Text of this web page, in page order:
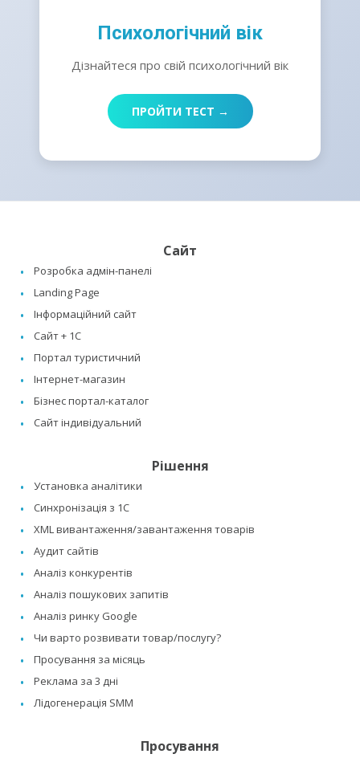
Психологічний вік
Дізнайтеся про свій психологічний вік
ПРОЙТИ ТЕСТ →
Сайт
Розробка адмін-панелі
Landing Page
Інформаційний сайт
Сайт + 1C
Портал туристичний
Інтернет-магазин
Бізнес портал-каталог
Сайт індивідуальний
Рішення
Установка аналітики
Синхронізація з 1C
XML вивантаження/завантаження товарів
Аудит сайтів
Аналіз конкурентів
Аналіз пошукових запитів
Аналіз ринку Google
Чи варто розвивати товар/послугу?
Просування за місяць
Реклама за 3 дні
Лідогенерація SMM
Просування